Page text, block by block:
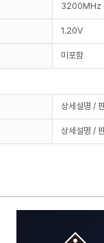
1.20V
미포함
상세설명 /
상세설명 /